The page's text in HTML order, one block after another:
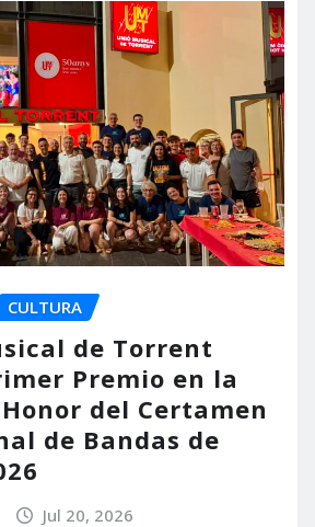
CULTURA
de Torrent
Premio en la
del Certamen
de Bandas de
Jul 20, 2026